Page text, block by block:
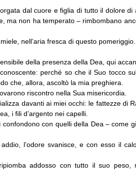
dal cuore e figlia di tutto il dolore di
ma non ha temperato – rimbombano
nell’aria fresca di questo pomeriggio.
della presenza della Dea, qui
perché so che il Suo tocco
che, allora, ascoltò la mia preghiera.
riscontro nella Sua misericordia.
davanti ai miei occhi: le fattezze di
i fili d’argento nei capelli.
con quelli della Dea – come
l’odore svanisce, e con esso il
addosso con tutto il suo peso,